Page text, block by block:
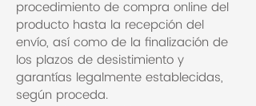
procedimiento de compra online del
producto hasta la recepción del
envío, así como de la finalización de
los plazos de desistimiento y
garantías legalmente establecidas,
según proceda.